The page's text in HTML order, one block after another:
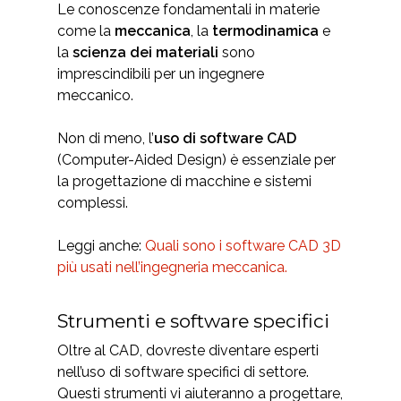
Le conoscenze fondamentali in materie
come la meccanica, la termodinamicae
la scienza dei materialisono
imprescindibili per un ingegnere
meccanico.
Non di meno, l’uso di software CAD
(Computer-Aided Design) è essenziale per
la progettazione di macchine e sistemi
complessi.
Leggi anche:Quali sono i software CAD 3D
più usati nell’ingegneria meccanica.
Strumenti e software specifici
Oltre al CAD, dovreste diventare esperti
nell’uso di software specifici di settore.
Questi strumenti vi aiuteranno a progettare,